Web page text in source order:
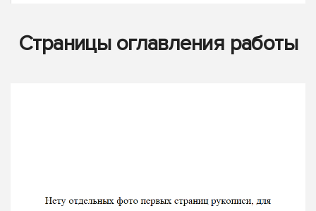
Страницы оглавления работы